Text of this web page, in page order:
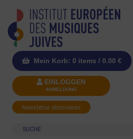
Mein Korb: 0 items / 0.00 €
EINLOGGEN
ANMELDUNG
Newsletter abonnieren
Suche